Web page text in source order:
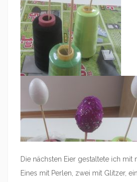
Die nächsten Eier gestaltete ich mit
Eines mit Perlen, zwei mit Glitzer,